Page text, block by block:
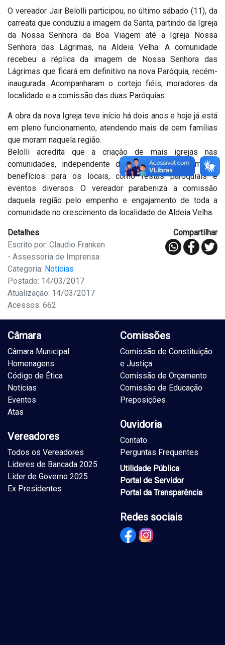
O vereador Jair Belolli participou, no último sábado (11), da
carreata que conduziu a imagem da Santa, partindo da Igreja
da Nossa Senhora da Boa Viagem até a Igreja Nossa
Senhora das Lágrimas, na Aldeia Velha. A comunidade
recebeu a réplica da imagem de Nossa Senhora das
Lágrimas que ficará em definitivo na nova Paróquia, recém-
inaugurada. Acompanharam o cortejo fiéis, moradores da
localidade e a comissão das duas Paróquias.
A obra da nova Igreja teve início há dois anos e hoje já está
em pleno funcionamento, atendendo mais de cem famílias
que moram naquela região.
Belolli acredita que a criação de mais igrejas nas
comunidades, independente de religião, trará inúmeros
benefícios para os locais, como festas paroquiais e
eventos diversos. O vereador parabeniza a comissão
daquela região pelo empenho e engajamento de toda a
comunidade no crescimento da localidade de Aldeia Velha.
Detalhes
Escrito por: Claudio Franken
- Assessoria de Imprensa
Categoria: Notícias
Postado: 14/03/2017
Atualização: 14/03/2017
Acessos: 662
Compartilhar
Câmara
Câmara Municipal
Homenagens
Código de Ética
Notícias
Eventos
Atas
Vereadores
Todos os Vereadores
Lideres de Bancada 2025
Lider de Governo 2025
Ex Presidentes
Comissões
Comissão de Constituição
e Justiça
Comissão de Orçamento
Comissão de Educação
Preposições
Ouvidoria
Contato
Perguntas Frequentes
Utilidade Pública
Portal de Servidor
Portal da Transparência
Redes sociais